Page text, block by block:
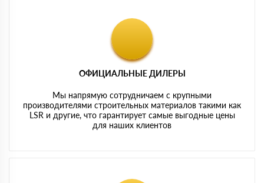
ОФИЦИАЛЬНЫЕ ДИЛЕРЫ
Мы напрямую сотрудничаем с крупными
производителями строительных материалов такими как
LSR и другие, что гарантирует самые выгодные цены
для наших клиентов